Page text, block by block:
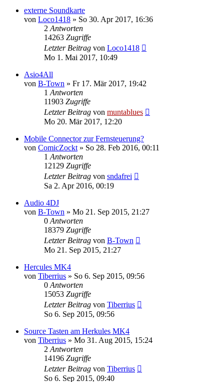
externe Soundkarte
von Loco1418 » So 30. Apr 2017, 16:36
2 Antworten
14263 Zugriffe
Letzter Beitrag von Loco1418
Mo 1. Mai 2017, 10:49
Asio4All
von B-Town » Fr 17. Mär 2017, 19:42
1 Antworten
11903 Zugriffe
Letzter Beitrag von muntablues
Mo 20. Mär 2017, 12:20
Mobile Connector zur Fernsteuerung?
von ComicZockt » So 28. Feb 2016, 00:11
1 Antworten
12129 Zugriffe
Letzter Beitrag von sndafrei
Sa 2. Apr 2016, 00:19
Audio 4DJ
von B-Town » Mo 21. Sep 2015, 21:27
0 Antworten
18379 Zugriffe
Letzter Beitrag von B-Town
Mo 21. Sep 2015, 21:27
Hercules MK4
von Tiberrius » So 6. Sep 2015, 09:56
0 Antworten
15053 Zugriffe
Letzter Beitrag von Tiberrius
So 6. Sep 2015, 09:56
Source Tasten am Herkules MK4
von Tiberrius » Mo 31. Aug 2015, 15:24
2 Antworten
14196 Zugriffe
Letzter Beitrag von Tiberrius
So 6. Sep 2015, 09:40